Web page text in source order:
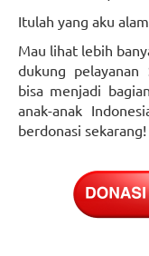
Itulah yang aku
Mau lihat lebih
dukung pelayanan
bisa menjadi
anak-anak
berdonasi sekarang!